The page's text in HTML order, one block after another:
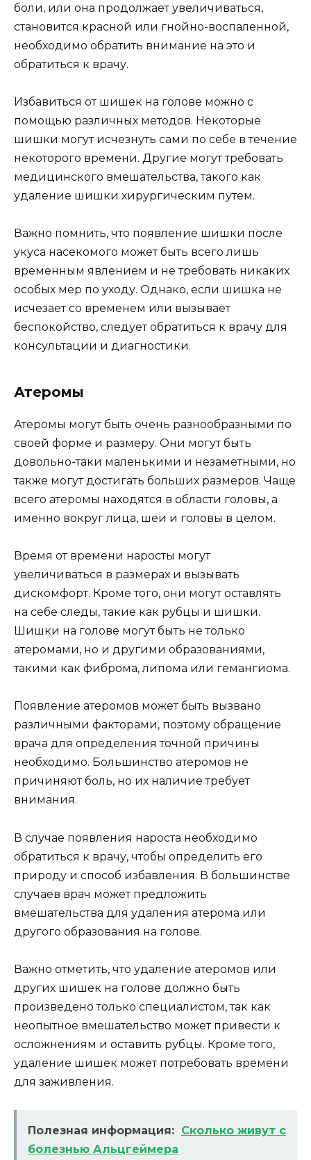
боли, или она продолжает увеличиваться,
становится красной или гнойно-воспаленной,
необходимо обратить внимание на это и
обратиться к врачу.
Избавиться от шишек на голове можно с
помощью различных методов. Некоторые
шишки могут исчезнуть сами по себе в течение
некоторого времени. Другие могут требовать
медицинского вмешательства, такого как
удаление шишки хирургическим путем.
Важно помнить, что появление шишки после
укуса насекомого может быть всего лишь
временным явлением и не требовать никаких
особых мер по уходу. Однако, если шишка не
исчезает со временем или вызывает
беспокойство, следует обратиться к врачу для
консультации и диагностики.
Атеромы
Атеромы могут быть очень разнообразными по
своей форме и размеру. Они могут быть
довольно-таки маленькими и незаметными, но
также могут достигать больших размеров. Чаще
всего атеромы находятся в области головы, а
именно вокруг лица, шеи и головы в целом.
Время от времени наросты могут
увеличиваться в размерах и вызывать
дискомфорт. Кроме того, они могут оставлять
на себе следы, такие как рубцы и шишки.
Шишки на голове могут быть не только
атеромами, но и другими образованиями,
такими как фиброма, липома или гемангиома.
Появление атеромов может быть вызвано
различными факторами, поэтому обращение
врача для определения точной причины
необходимо. Большинство атеромов не
причиняют боль, но их наличие требует
внимания.
В случае появления нароста необходимо
обратиться к врачу, чтобы определить его
природу и способ избавления. В большинстве
случаев врач может предложить
вмешательства для удаления атерома или
другого образования на голове.
Важно отметить, что удаление атеромов или
других шишек на голове должно быть
произведено только специалистом, так как
неопытное вмешательство может привести к
осложнениям и оставить рубцы. Кроме того,
удаление шишек может потребовать времени
для заживления.
Полезная информация: Сколько живут с
болезнью Альцгеймера